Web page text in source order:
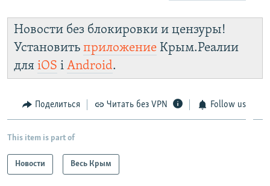
Новости без блокировки и цензуры!
Установить приложение Крым.Реалии
для iOS і Android.
Поделиться Читать без VPN Follow us
This item is part of
Новости Весь Крым